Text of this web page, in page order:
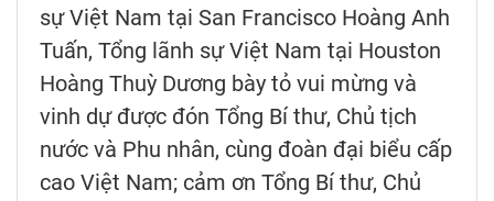
sự Việt Nam tại San Francisco Hoàng Anh
Tuấn, Tổng lãnh sự Việt Nam tại Houston
Hoàng Thuỳ Dương bày tỏ vui mừng và
vinh dự được đón Tổng Bí thư, Chủ tịch
nước và Phu nhân, cùng đoàn đại biểu cấp
cao Việt Nam; cảm ơn Tổng Bí thư, Chủ